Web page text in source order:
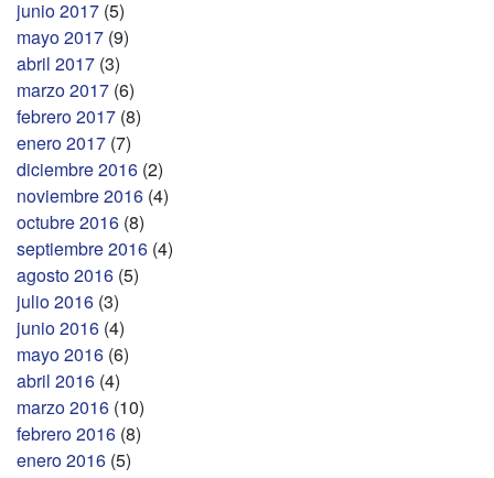
junio 2017 (5)
mayo 2017 (9)
abril 2017 (3)
marzo 2017 (6)
febrero 2017 (8)
enero 2017 (7)
diciembre 2016 (2)
noviembre 2016 (4)
octubre 2016 (8)
septiembre 2016 (4)
agosto 2016 (5)
julio 2016 (3)
junio 2016 (4)
mayo 2016 (6)
abril 2016 (4)
marzo 2016 (10)
febrero 2016 (8)
enero 2016 (5)